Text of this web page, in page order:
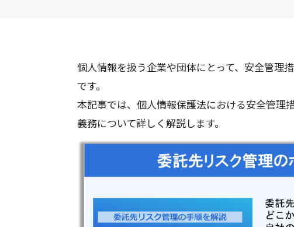
個人情報を扱う企業や団体にとって、安全管理
です。
本記事では、個人情報保護法における安全管理
義務について詳しく解説します。